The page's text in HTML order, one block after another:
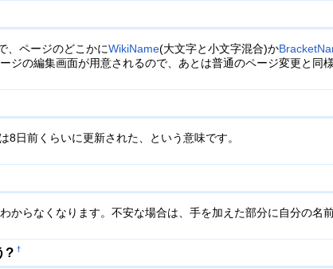
、ページのどこかにWikiName(大文字と小文字混合)か
ジの編集画面が用意されるので、あとは普通のページ変更と同
日前くらいに更新された、という意味です。
からなくなります。不安な場合は、手を加えた部分に自分の名
? †